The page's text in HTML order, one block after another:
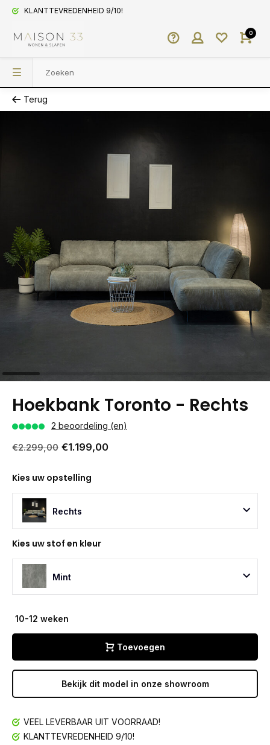
KLANTTEVREDENHEID 9/10!
0
Terug
Hoekbank Toronto - Rechts
2 beoordeling (en)
€2.299,00 €1.199,00
Kies uw opstelling
Rechts
Kies uw stof en kleur
Mint
10-12 weken
Toevoegen
Bekijk dit model in onze showroom
VEEL LEVERBAAR UIT VOORRAAD!
KLANTTEVREDENHEID 9/10!